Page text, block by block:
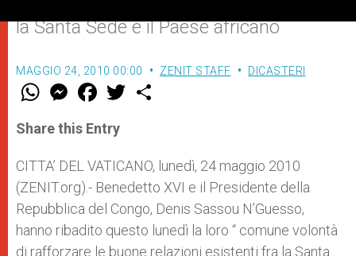
la Santa Sede e il Paese africano
MAGGIO 24, 2010 00:00 ZENIT STAFF DICASTERI
W
t
s
p
p
M
e
s
e
g
e
r
F
a
e
b
o
k
w
r
Share this Entry
CITTA’ DEL VATICANO, lunedì, 24 maggio 2010
(ZENIT.org).- Benedetto XVI e il Presidente della
Repubblica del Congo, Denis Sassou N’Guesso,
hanno ribadito questo lunedì la loro “ comune volontà
di rafforzare le buone relazioni esistenti fra la Santa